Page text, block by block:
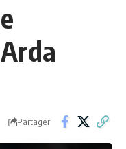
Partager